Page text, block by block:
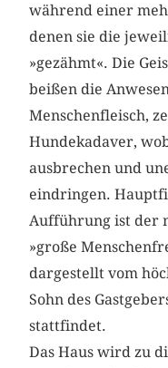
während einer
denen sie die
»gezähmt«. Die
beißen die
Menschenfleisch,
Hundekadaver,
ausbrechen und
eindringen.
Aufführung ist der
»große
dargestellt vom
Sohn des
stattfindet.
Das Haus wird zu